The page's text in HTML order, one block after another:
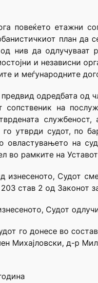
повеќето етажни
план да
нив да одлучуваат
и независни
и меѓународните
предвид одредбата од
сопственик на
утврди судот, по
овластувањето на
во рамките на
изнесеното, Судот
став 2 од Законот
Судот
го донесе во
Михајловски, д-р